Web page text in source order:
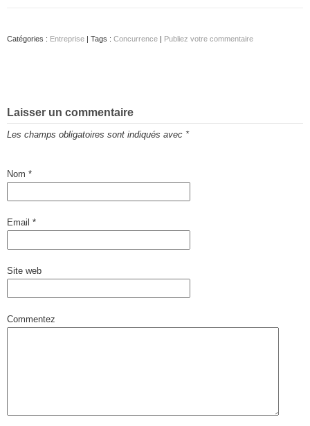
Catégories : Entreprise | Tags : Concurrence | Publiez votre commentaire
Laisser un commentaire
Les champs obligatoires sont indiqués avec *
Nom *
Email *
Site web
Commentez